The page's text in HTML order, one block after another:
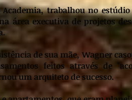
Academia, trabalhou no
área executiva de projetos
de sua mãe, Wagner
feitos através de
um arquiteto de sucesso.